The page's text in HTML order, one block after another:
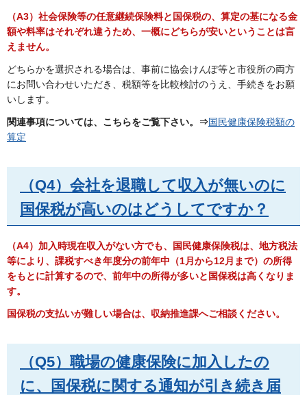
（A3）社会保険等の任意継続保険料と国保税の、算定の基になる金
額や料率はそれぞれ違うため、一概にどちらが安いということは言
えません。
どちらかを選択される場合は、事前に協会けんぽ等と市役所の両方
にお問い合わせいただき、税額等を比較検討のうえ、手続きをお願
いします。
関連事項については、こちらをご覧下さい。⇒国民健康保険税額の
算定
（Q4）会社を退職して収入が無いのに
国保税が高いのはどうしてですか？
（A4）加入時現在収入がない方でも、国民健康保険税は、地方税法
等により、課税すべき年度分の前年中（1月から12月まで）の所得
をもとに計算するので、前年中の所得が多いと国保税は高くなりま
す。
国保税の支払いが難しい場合は、収納推進課へご相談ください。
（Q5）職場の健康保険に加入したの
に、国保税に関する通知が引き続き届